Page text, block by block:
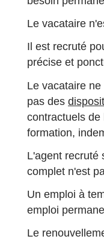
Le vacataire
Il est recruté
précise et
Le vacataire
pas des
contractuels de
formation,
L'agent recruté
complet n'est
Un emploi à
emploi
Le